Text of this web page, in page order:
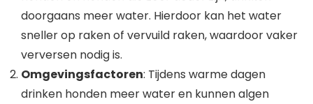
doorgaans meer water. Hierdoor kan het water
sneller op raken of vervuild raken, waardoor vaker
verversen nodig is.
Omgevingsfactoren: Tijdens warme dagen
drinken honden meer water en kunnen algen